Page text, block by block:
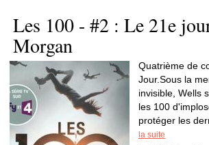
Les 100 - #2 : Le 21e
Morgan
Quatrième de
Jour.Sous la
invisible, Wells
les 100
protéger les
la suite